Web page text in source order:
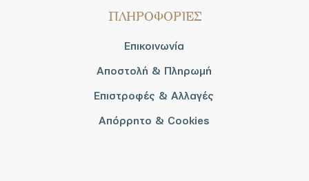
ΠΛΗΡΟΦΟΡΙΕΣ
Επικοινωνία
Αποστολή & Πληρωμή
Επιστροφές & Αλλαγές
Απόρρητο & Cookies